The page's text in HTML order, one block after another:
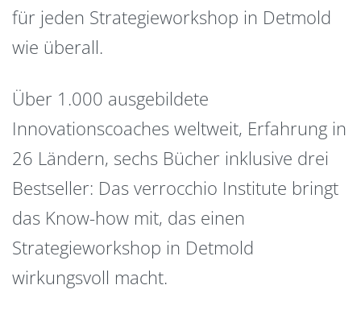
für jeden Strategieworkshop in Detmold
wie überall.
Über 1.000 ausgebildete
Innovationscoaches weltweit, Erfahrung in
26 Ländern, sechs Bücher inklusive drei
Bestseller: Das verrocchio Institute bringt
das Know-how mit, das einen
Strategieworkshop in Detmold
wirkungsvoll macht.